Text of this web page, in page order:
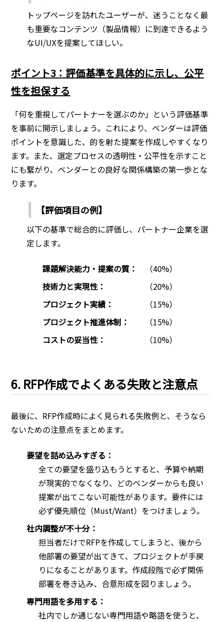
トップページを訪れたユーザーが、迷うことなく最
も重要なコンテンツ（製品情報）に到達できるよう
なUI/UXを提案してほしい。
ポイント3：評価基準を具体的に示し、公平
性を担保する
「何を重視してパートナーを選ぶのか」という評価基準
を事前に開示しましょう。これにより、ベンダーは評価
ポイントを意識した、的を射た提案を作成しやすくなり
ます。また、選定プロセスの透明性・公平性を示すこと
にも繋がり、ベンダーとの良好な関係構築の第一歩とな
ります。
【評価項目の例】
以下の基準で総合的に評価し、パートナー企業を選
定します。
課題解決能力・提案の質：
（40%）
技術力と実現性：
（20%）
プロジェクト実績：
（15%）
プロジェクト推進体制：
（15%）
コストの妥当性：
（10%）
6. RFP作成でよくある失敗と注意点
最後に、RFP作成時によく見られる失敗例と、そうなら
ないための注意点をまとめます。
要望を詰め込みすぎる：
全ての要望を盛り込もうとすると、予算や納期
が現実的でなくなり、どのベンダーからも良い
提案が出てこない可能性があります。要件には
必ず優先順位（Must/Want）をつけましょう。
社内調整が不十分：
担当者だけでRFPを作成してしまうと、後から
他部署の要望が出てきて、プロジェクトが手戻
りになることがあります。作成段階で必ず関係
部署を巻き込み、合意形成を図りましょう。
専門用語を多用する：
社内でしか通じない専門用語や略語を使うと、